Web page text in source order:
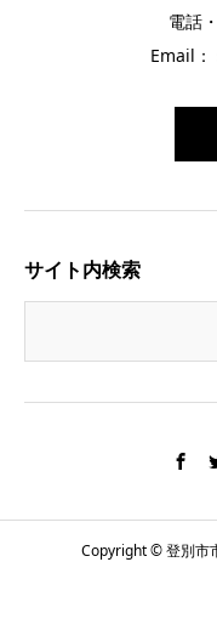
電話
Email
サイト内検索
Copyright © 登別市